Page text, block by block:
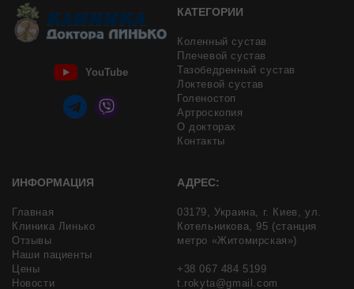
YouTube
КАТЕГОРИИ
Коленный сустав
Плечевой сустав
Тазобедренный сустав
Локтевой сустав
Голеностоп
Артроскопия
О докторах
Контакты
ИНФОРМАЦИЯ
Главная
Клиника Линько
Отзывы
Наши пациенты
Цены
Новости
АДРЕС:
03179, Украина, г. Киев, ул.
Котельникова, 95 (станция
метро «Житомирская»)
+38 067 484 5199
t.rokyta@gmail.com